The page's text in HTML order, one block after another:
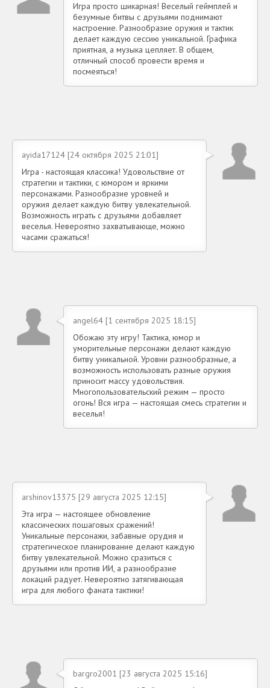
Игра просто шикарная! Веселый геймплей и
безумные битвы с друзьями поднимают
настроение. Разнообразие оружия и тактик
делает каждую сессию уникальной. Графика
приятная, а музыка цепляет. В общем,
отличный способ провести время и
посмеяться!
ayida17124 [24 октября 2025 21:01]
Игра - настоящая классика! Удовольствие от
стратегии и тактики, с юмором и яркими
персонажами. Разнообразие уровней и
оружия делает каждую битву увлекательной.
Возможность играть с друзьями добавляет
веселья. Невероятно захватывающе, можно
часами сражаться!
angel64 [1 сентября 2025 18:15]
Обожаю эту игру! Тактика, юмор и
уморительные персонажи делают каждую
битву уникальной. Уровни разнообразные, а
возможность использовать разные оружия
приносит массу удовольствия.
Многопользовательский режим — просто
огонь! Вся игра — настоящая смесь стратегии и
веселья!
arshinov13375 [29 августа 2025 12:15]
Эта игра — настоящее обновление
классических пошаговых сражений!
Уникальные персонажи, забавные орудия и
стратегическое планирование делают каждую
битву увлекательной. Можно сразиться с
друзьями или против ИИ, а разнообразие
локаций радует. Невероятно затягивающая
игра для любого фаната тактики!
bargro2001 [23 августа 2025 15:16]